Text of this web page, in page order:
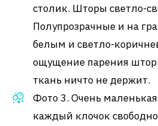
столик. Шторы светло-
Полупрозрачные и на
белым и светло-
ощущение парения штор
ткань ничто не держит.
Фото 3. Очень маленькая
каждый клочок